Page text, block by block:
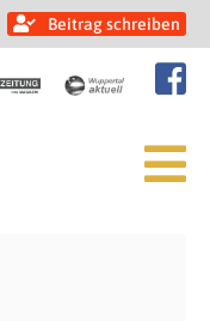
Beitrag schreiben